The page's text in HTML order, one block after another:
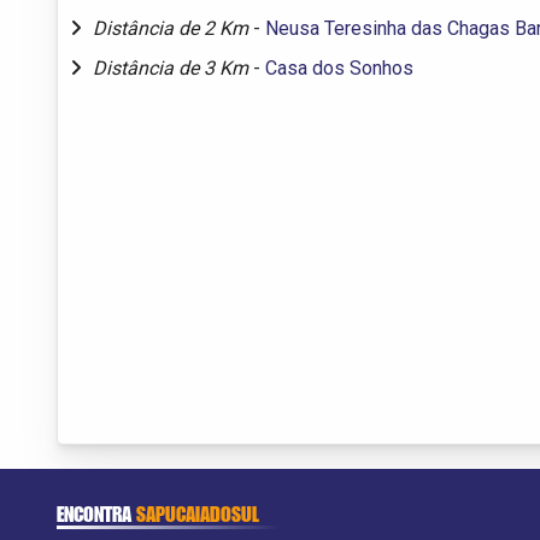
Distância de 2 Km - Neusa Teresinha das Chagas
Distância de 3 Km - Casa dos Sonhos
ENCONTRASAPUCAIADOSUL